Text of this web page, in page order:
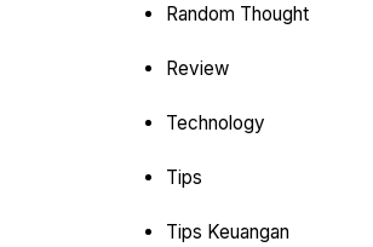
Random Thought
Review
Technology
Tips
Tips Keuangan